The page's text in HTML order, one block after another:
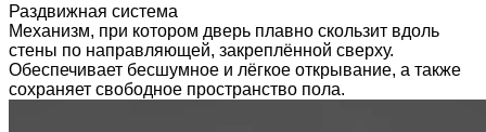
Раздвижная система
Механизм, при котором дверь плавно скользит вдоль
стены по направляющей, закреплённой сверху.
Обеспечивает бесшумное и лёгкое открывание, а также
сохраняет свободное пространство пола.